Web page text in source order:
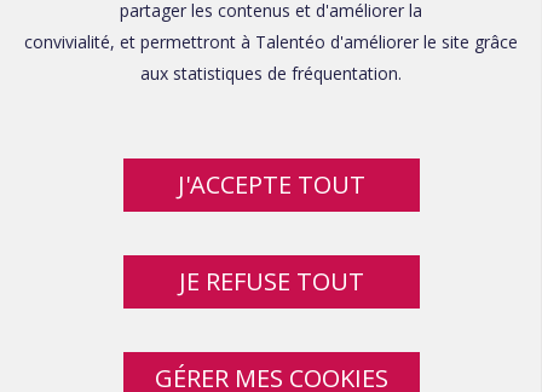
partager les contenus et d'améliorer la
convivialité, et permettront à Talentéo d'améliorer le site grâce
aux statistiques de fréquentation.
J'ACCEPTE TOUT
JE REFUSE TOUT
GÉRER MES COOKIES